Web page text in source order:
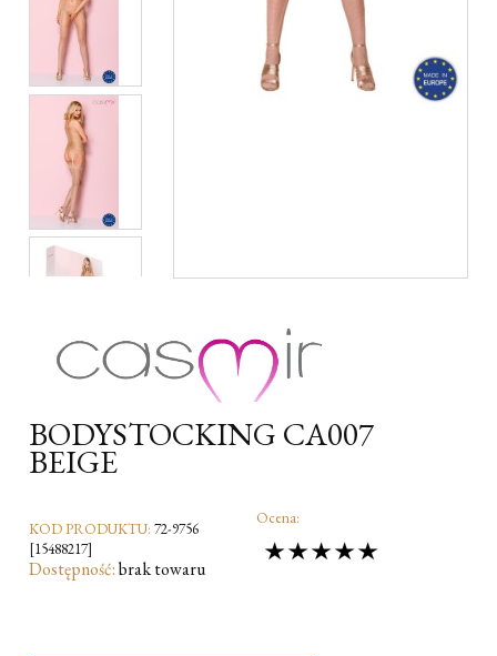
BODYSTOCKING CA007
BEIGE
KOD PRODUKTU: 72-9756
[15488217]
Dostępność:brak towaru
Ocena: